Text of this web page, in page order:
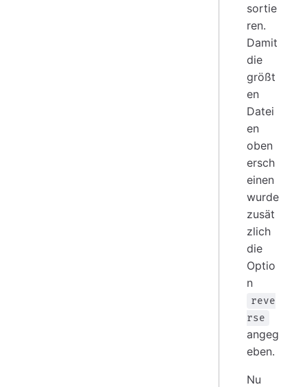
sortie
ren.
Damit
die
größt
en
Datei
en
oben
ersch
einen
wurde
zusät
zlich
die
Optio
n
reve
rse
angeg
eben.
Nu